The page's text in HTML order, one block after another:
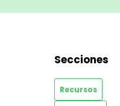
Secciones
Recursos